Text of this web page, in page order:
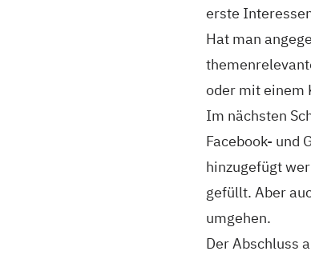
erste
Hat man
oder mit einem
Im nächsten
Facebook- und
hinzugefügt
gefüllt. Aber
umgehen.
Der Abschluss